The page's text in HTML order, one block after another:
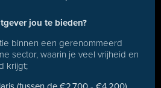
jou te bieden?
binnen een gerenommeerd
sector, waarin je veel vrijheid en
krijgt;